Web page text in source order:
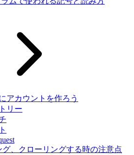
アカウントを作ろう
リー
グ、クローリングする時の注意点